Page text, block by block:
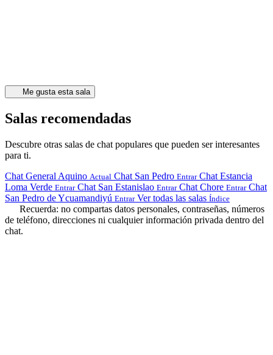
Me gusta esta sala
Salas recomendadas
Descubre otras salas de chat populares que pueden ser interesantes
para ti.
Chat General Aquino Actual Chat San Pedro Entrar Chat Estancia
Loma Verde Entrar Chat San Estanislao Entrar Chat Chore Entrar Chat
San Pedro de Ycuamandiyú Entrar Ver todas las salas Índice
Recuerda: no compartas datos personales, contraseñas, números
de teléfono, direcciones ni cualquier información privada dentro del
chat.